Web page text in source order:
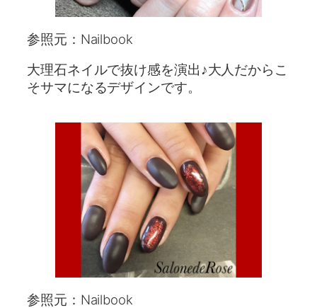
参照元：Nailbook
大理石ネイルで抜け感を演出♪大人だからこ
そサマになるデザインです。
参照元：Nailbook